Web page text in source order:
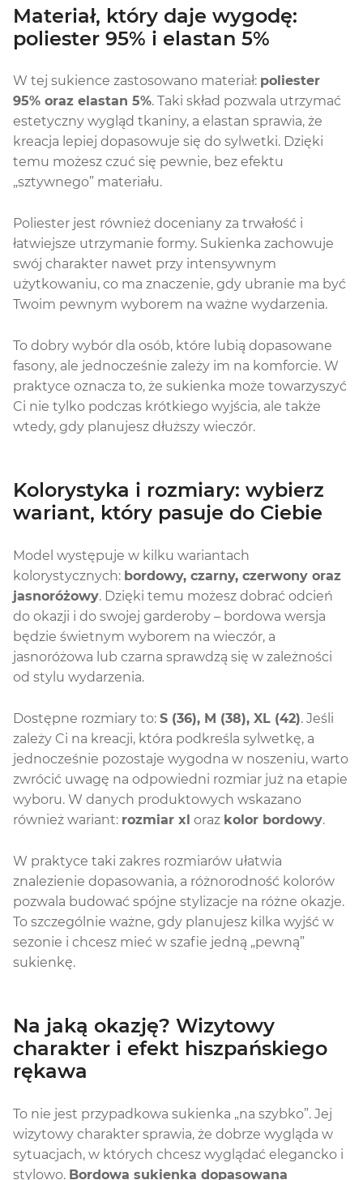
Materiał, który daje wygodę:
poliester 95% i elastan 5%
W tej sukience zastosowano materiał: poliester
95% oraz elastan 5%. Taki skład pozwala utrzymać
estetyczny wygląd tkaniny, a elastan sprawia, że
kreacja lepiej dopasowuje się do sylwetki. Dzięki
temu możesz czuć się pewnie, bez efektu
„sztywnego” materiału.
Poliester jest również doceniany za trwałość i
łatwiejsze utrzymanie formy. Sukienka zachowuje
swój charakter nawet przy intensywnym
użytkowaniu, co ma znaczenie, gdy ubranie ma być
Twoim pewnym wyborem na ważne wydarzenia.
To dobry wybór dla osób, które lubią dopasowane
fasony, ale jednocześnie zależy im na komforcie. W
praktyce oznacza to, że sukienka może towarzyszyć
Ci nie tylko podczas krótkiego wyjścia, ale także
wtedy, gdy planujesz dłuższy wieczór.
Kolorystyka i rozmiary: wybierz
wariant, który pasuje do Ciebie
Model występuje w kilku wariantach
kolorystycznych: bordowy, czarny, czerwony oraz
jasnoróżowy. Dzięki temu możesz dobrać odcień
do okazji i do swojej garderoby – bordowa wersja
będzie świetnym wyborem na wieczór, a
jasnoróżowa lub czarna sprawdzą się w zależności
od stylu wydarzenia.
Dostępne rozmiary to: S (36), M (38), XL (42). Jeśli
zależy Ci na kreacji, która podkreśla sylwetkę, a
jednocześnie pozostaje wygodna w noszeniu, warto
zwrócić uwagę na odpowiedni rozmiar już na etapie
wyboru. W danych produktowych wskazano
również wariant: rozmiar xl oraz kolor bordowy.
W praktyce taki zakres rozmiarów ułatwia
znalezienie dopasowania, a różnorodność kolorów
pozwala budować spójne stylizacje na różne okazje.
To szczególnie ważne, gdy planujesz kilka wyjść w
sezonie i chcesz mieć w szafie jedną „pewną”
sukienkę.
Na jaką okazję? Wizytowy
charakter i efekt hiszpańskiego
rękawa
To nie jest przypadkowa sukienka „na szybko”. Jej
wizytowy charakter sprawia, że dobrze wygląda w
sytuacjach, w których chcesz wyglądać elegancko i
stylowo. Bordowa sukienka dopasowana